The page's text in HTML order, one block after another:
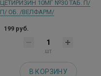
ЦЕТИРИЗИН 10МГ №30 ТАБ. П/
П/ ОБ. /ВЕЛФАРМ/
199 руб.
шт
В КОРЗИНУ